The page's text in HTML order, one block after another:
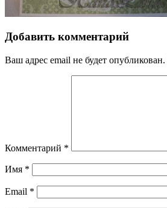
Добавить комментарий
Ваш адрес email не будет опубликован.
Комментарий *
Имя *
Email *